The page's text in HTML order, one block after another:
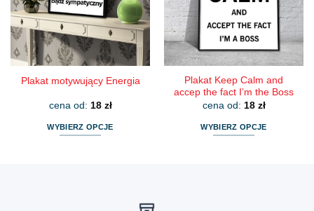
wybrać
na
stronie
produktu
wybrać
na
stronie
produktu
Plakat motywujący Energia
cena od: 18 zł
WYBIERZ OPCJE
Plakat Keep Calm and
accep the fact I’m the Boss
cena od: 18 zł
WYBIERZ OPCJE